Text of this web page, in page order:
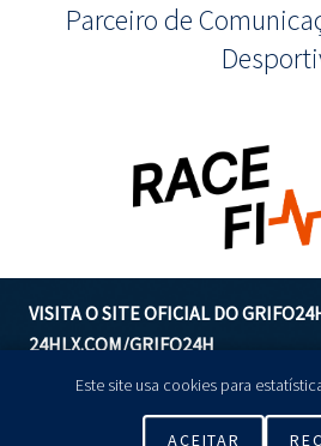
Este site usa cookies para
ACEITAR
Parceiro de
VISITA O SITE OFICIAL DO
24HLX.COM/GRIFO24H
GERIR